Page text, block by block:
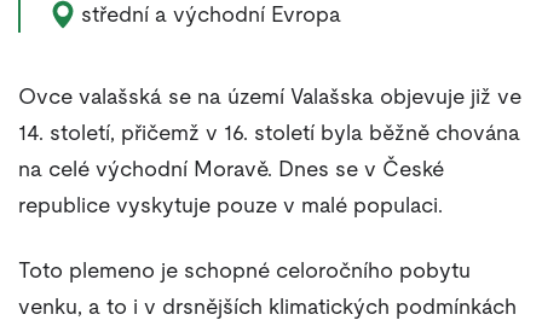
Výskyt zvířete:
střední a východní Evropa
Ovce valašská se na území Valašska objevuje již ve
14. století, přičemž v 16. století byla běžně chována
na celé východní Moravě. Dnes se v České
republice vyskytuje pouze v malé populaci.
Toto plemeno je schopné celoročního pobytu
venku, a to i v drsnějších klimatických podmínkách